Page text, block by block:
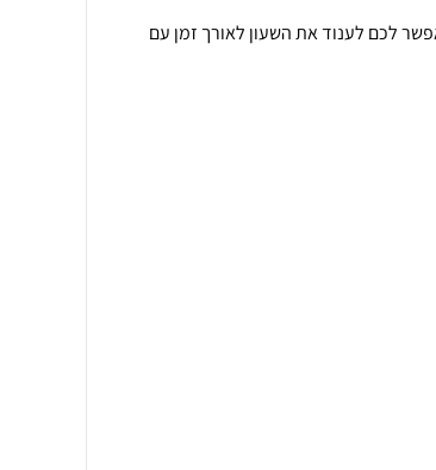
לכם לענוד את השעון לאורך זמן עם